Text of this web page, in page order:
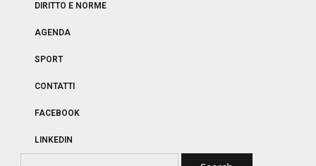
DIRITTO E NORME
AGENDA
SPORT
CONTATTI
FACEBOOK
LINKEDIN